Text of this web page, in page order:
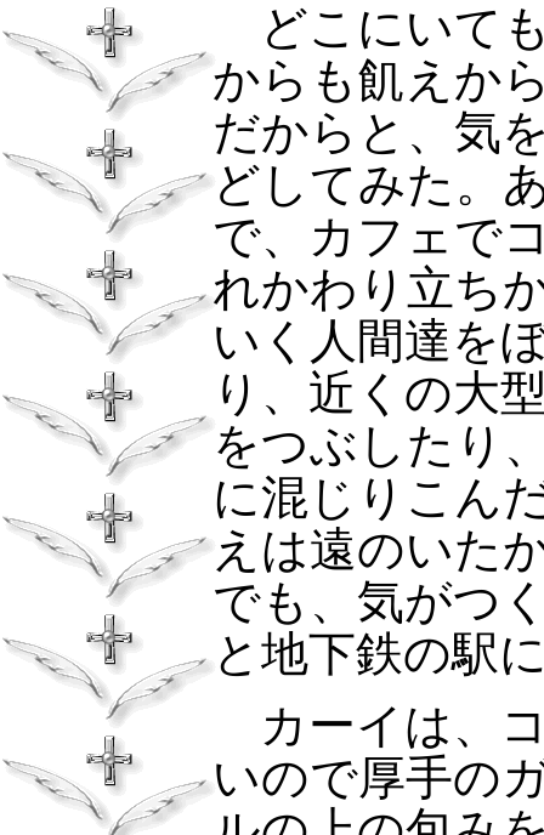
どこにいて
からも飢えか
だからと、気
どしてみた。
で、カフェで
れかわり立ち
いく人間達を
り、近くの大
をつぶしたり
に混じりこん
えは遠のいた
でも、気がつ
と地下鉄の駅
カーイは、
いので厚手の